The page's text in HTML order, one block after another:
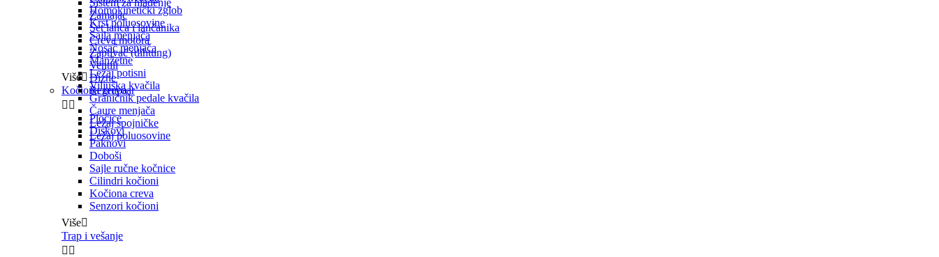
Sistem za hlađenje
Zamajac
Set lanca i lančanika
Creva motora
Zaptivač (dihtung)
Ventili
Dizne
Rezervoar
Homokinetički zglob
Krst poluosovine
Sajla menjača
Nosač menjača
Manžetne
Ležaj potisni
Viljuška kvačila
Graničnik pedale kvačila
Čaure menjača
Ležaj spojničke
Ležaj poluosovine
Više
Kočiona grupa
 
Pločice
Diskovi
Paknovi
Doboši
Sajle ručne kočnice
Cilindri kočioni
Kočiona creva
Senzori kočioni
Više
Trap i vešanje
 